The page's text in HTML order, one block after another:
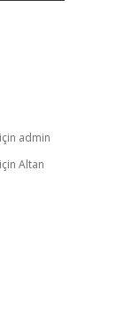
için admin
için Altan